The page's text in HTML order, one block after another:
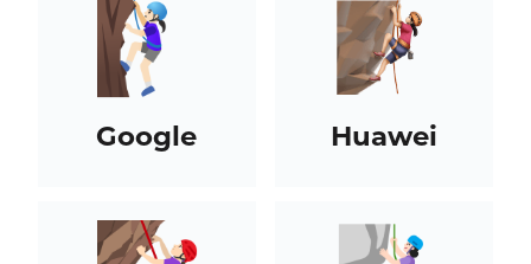
Google Huawei